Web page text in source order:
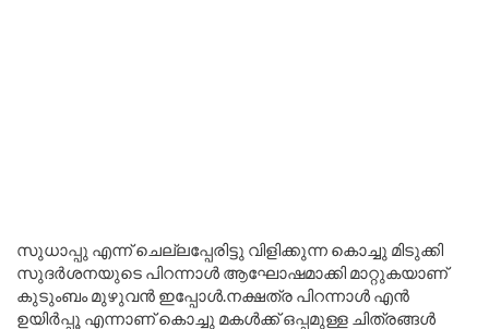
സുധാപ്പു എന്ന് ചെല്ലപ്പേരിട്ടു വിളിക്കുന്ന കൊച്ചു മിടുക്കി
സുദർശനയുടെ പിറന്നാൾ ആഘോഷമാക്കി മാറ്റുകയാണ്
കുടുംബം മുഴുവൻ ഇപ്പോൾ.നക്ഷത്ര പിറന്നാള്‍ എൻ
ഉയിർപ്പൂ എന്നാണ് കൊച്ചു മകൾക്ക് ഒപ്പമുള്ള ചിത്രങ്ങൾ